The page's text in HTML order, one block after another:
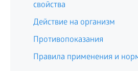
свойства
Действие на организм
Противопоказания
Правила применения и